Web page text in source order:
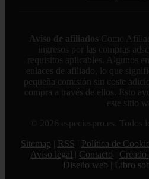
Aviso de afiliados Como
ingresos por las compras
requisitos aplicables. Algunos
enlaces de afiliado, lo que
pequeña comisión sin coste
compra a través de ellos. Esto
este sitio
© 2026 especiespro.es. Todos
Sitemap
RSS Política de
Aviso legal
Contacto
Diseño web
Libro